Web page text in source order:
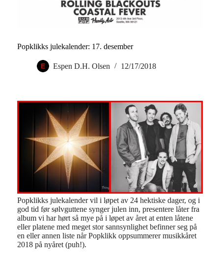
Popklikks julekalender: 17. desember
Espen D.H. Olsen 12/17/2018
Popklikks julekalender vil i løpet av 24 hektiske dager, og i
god tid før sølvguttene synger julen inn, presentere låter fra
album vi har hørt så mye på i løpet av året at enten låtene
eller platene med meget stor sannsynlighet befinner seg på
en eller annen liste når Popklikk oppsummerer musikkåret
2018 på nyåret (puh!).